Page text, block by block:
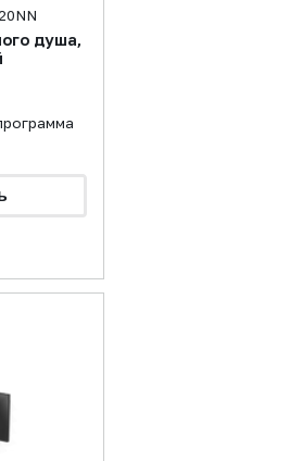
душа,